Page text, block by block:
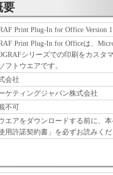
下「プリンタ」と言い
通じ接続される複数の
用（「使用」とは、「
の記憶媒体上にインス
ュータにおいて表示する
こと、もしくは実行す
）することができます
ンタ」を使用すること
内のユーザ（以下「指
の条件の下で、「許諾
できます。その場合、
を本契約の条件に従わ
要
Print Plug-In for Office Version
Print Plug-In for Officeは、
シリーズでの印刷をカスタ
フトウエアです。
会社
ケティングジャパン株式会社
不可
エアをダウンロードする前に、
用許諾契約書」を必ずお読みく